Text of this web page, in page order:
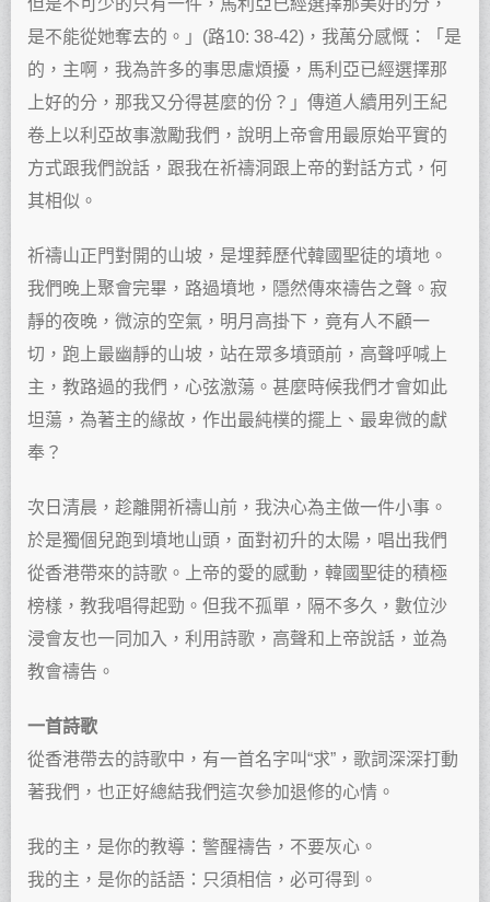
但是不可少的只有一件，馬利亞已經選擇那美好的分，
是不能從她奪去的。」(路10: 38-42)，我萬分感慨：「是
的，主啊，我為許多的事思慮煩擾，馬利亞已經選擇那
上好的分，那我又分得甚麼的份？」傳道人續用列王紀
卷上以利亞故事激勵我們，說明上帝會用最原始平實的
方式跟我們說話，跟我在祈禱洞跟上帝的對話方式，何
其相似。
祈禱山正門對開的山坡，是埋葬歷代韓國聖徒的墳地。
我們晚上聚會完畢，路過墳地，隱然傳來禱告之聲。寂
靜的夜晚，微涼的空氣，明月高掛下，竟有人不顧一
切，跑上最幽靜的山坡，站在眾多墳頭前，高聲呼喊上
主，教路過的我們，心弦激蕩。甚麼時候我們才會如此
坦蕩，為著主的緣故，作出最純樸的擺上、最卑微的獻
奉？
次日清晨，趁離開祈禱山前，我決心為主做一件小事。
於是獨個兒跑到墳地山頭，面對初升的太陽，唱出我們
從香港帶來的詩歌。上帝的愛的感動，韓國聖徒的積極
榜樣，教我唱得起勁。但我不孤單，隔不多久，數位沙
浸會友也一同加入，利用詩歌，高聲和上帝說話，並為
教會禱告。
一首詩歌
從香港帶去的詩歌中，有一首名字叫“求”，歌詞深深打動
著我們，也正好總結我們這次參加退修的心情。
我的主，是你的教導：警醒禱告，不要灰心。
我的主，是你的話語：只須相信，必可得到。